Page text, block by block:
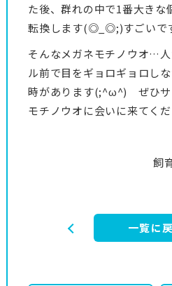
た後、群れの中で1番大きな
転換します(◎_◎;)すごいで
そんなメガネモチノウオ…
ル前で目をギョロギョロし
時があります(;^ω^) ぜひサ
モチノウオに会いに来てく
飼
一覧に